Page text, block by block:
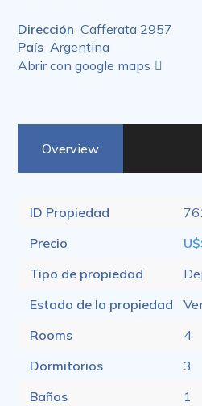
Dirección Cafferata 2957
País Argentina
Abrir con google maps
Overview
ID Propiedad
Precio
Tipo de propiedad
Estado de la propiedad
Rooms
4
Dormitorios
3
Baños
1